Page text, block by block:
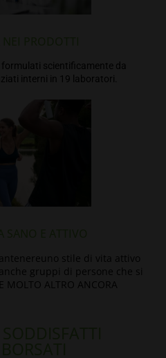
formulati scientificamente da
interni in 19 laboratori.
stile di vita attivo
gruppi di persone che si
ALTRO ANCORA